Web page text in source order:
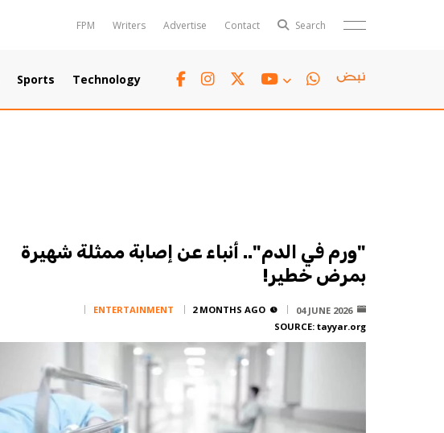
FPM Writers Advertise Contact Search
Polls
Sports Technology
TTV
"ورم في الدم".. أنباء عن إصابة ممثلة شهيرة
بمرض خطير!
04 JUNE 2026
2 MONTHS AGO
ENTERTAINMENT
SOURCE: tayyar.org